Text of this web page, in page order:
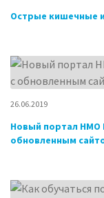
Острые кишечные
26.06.2019
Новый портал НМО
обновленным